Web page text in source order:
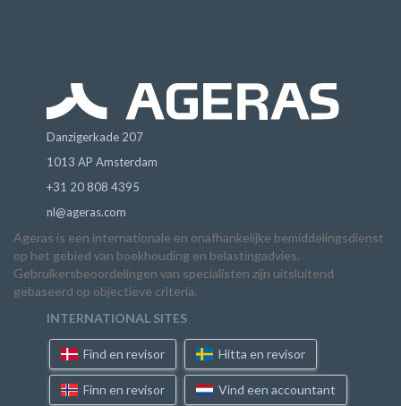
Danzigerkade 207
1013 AP Amsterdam
+31 20 808 4395
nl@ageras.com
Ageras is een internationale en onafhankelijke bemiddelingsdienst
op het gebied van boekhouding en belastingadvies.
Gebruikersbeoordelingen van specialisten zijn uitsluitend
gebaseerd op objectieve criteria.
INTERNATIONAL SITES
Find en revisor Hitta en revisor
Finn en revisor Vind een accountant